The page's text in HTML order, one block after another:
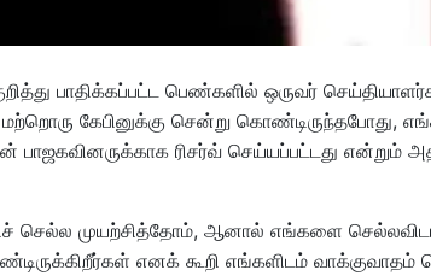
பாதிக்கப்பட்ட பெண்களில் ஒருவர்
கேபினுக்கு சென்று கொண்டிருந்தபோது,
பாஜகவினருக்காக ரிசர்வ் செய்யப்பட்டது என்றும்
செல்ல முயற்சித்தோம், ஆனால் எங்களை
எனக் கூறி எங்களிடம்